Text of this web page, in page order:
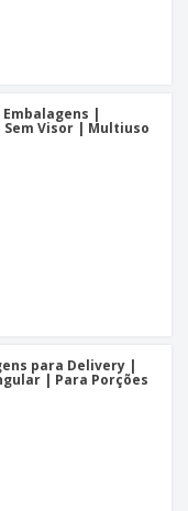
Embalagens |
Sem Visor | Multiuso
para Delivery |
| Para Porções